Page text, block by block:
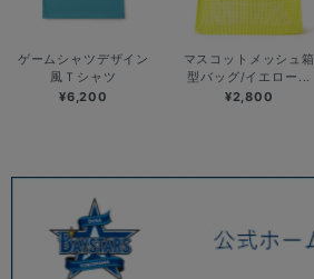
ゲームシャツデザイン
風Ｔシャツ
¥6,200
マスコットメッシュ箱
型バッグ/イエロー...
¥2,800